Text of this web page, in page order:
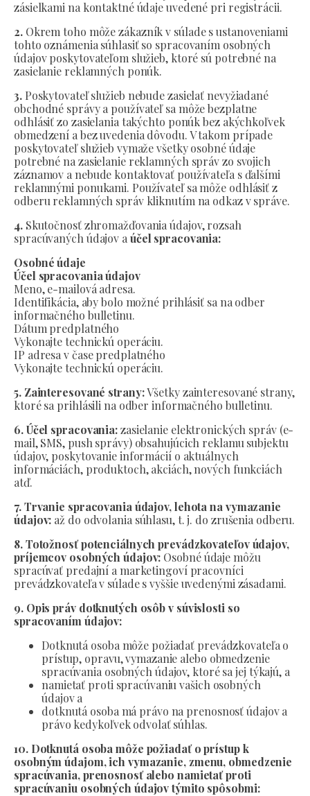
zásielkami na kontaktné údaje uvedené pri registrácii.
2.Okrem toho môže zákazník v súlade s ustanoveniami
tohto oznámenia súhlasiť so spracovaním osobných
údajov poskytovateľom služieb, ktoré sú potrebné na
zasielanie reklamných ponúk.
3.Poskytovateľ služieb nebude zasielať nevyžiadané
obchodné správy a používateľ sa môže bezplatne
odhlásiť zo zasielania takýchto ponúk bez akýchkoľvek
obmedzení a bez uvedenia dôvodu. V takom prípade
poskytovateľ služieb vymaže všetky osobné údaje
potrebné na zasielanie reklamných správ zo svojich
záznamov a nebude kontaktovať používateľa s ďalšími
reklamnými ponukami. Používateľ sa môže odhlásiť z
odberu reklamných správ kliknutím na odkaz v správe.
4.Skutočnosť zhromažďovania údajov, rozsah
spracúvaných údajov a účel spracovania:
Osobné údaje
Účel spracovania údajov
Meno, e-mailová adresa.
Identifikácia, aby bolo možné prihlásiť sa na odber
informačného bulletinu.
Dátum predplatného
Vykonajte technickú operáciu.
IP adresa v čase predplatného
Vykonajte technickú operáciu.
5. Zainteresované strany:Všetky zainteresované strany,
ktoré sa prihlásili na odber informačného bulletinu.
6. Účel spracovania:zasielanie elektronických správ (e-
mail, SMS, push správy) obsahujúcich reklamu subjektu
údajov, poskytovanie informácií o aktuálnych
informáciách, produktoch, akciách, nových funkciách
atď.
7. Trvanie spracovania údajov, lehota na vymazanie
údajov: až do odvolania súhlasu, t. j. do zrušenia odberu.
8. Totožnosť potenciálnych prevádzkovateľov údajov,
príjemcov osobných údajov: Osobné údaje môžu
spracúvať predajní a marketingoví pracovníci
prevádzkovateľa v súlade s vyššie uvedenými zásadami.
9. Opis práv dotknutých osôb v súvislosti so
spracovaním údajov:
Dotknutá osoba môže požiadať prevádzkovateľa o
prístup, opravu, vymazanie alebo obmedzenie
spracúvania osobných údajov, ktoré sa jej týkajú, a
namietať proti spracúvaniu vašich osobných
údajov a
dotknutá osoba má právo na prenosnosť údajov a
právo kedykoľvek odvolať súhlas.
10. Dotknutá osoba môže požiadať o prístup k
osobným údajom, ich vymazanie, zmenu, obmedzenie
spracúvania, prenosnosť alebo namietať proti
spracúvaniu osobných údajov týmito spôsobmi: